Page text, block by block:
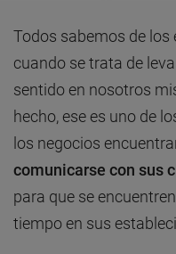
Todos sabemos de
cuando se trata de
sentido en nosotros
hecho, ese es uno de
los negocios
comunicarse con sus
para que se
tiempo en sus